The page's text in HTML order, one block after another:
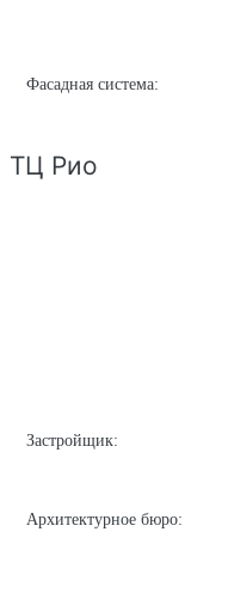
Фасадная система:
ТЦ Рио
Застройщик:
Архитектурное бюро: